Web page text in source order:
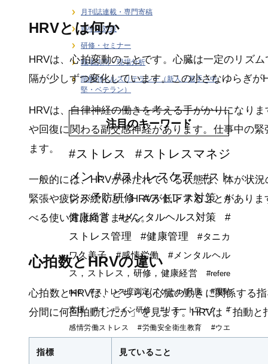
HRVとは何か
HRVは、心拍変動のことです。心臓は一定のリズ
隔が少しずつ変化しています。この小さなゆらぎが
HRVは、自律神経の働きを考える手がかりになり
や回復に関わる副交感神経があります。仕事中の
ます。
一般的には、HRVが保たれている状態は、体が状
緊張や疲労が続くと、HRVが低下することがあり
べる使い方は向きません。
心拍数とHRVの違い
心拍数とHRVは、どちらも心臓の動きに関係する
分間に何回拍動したか」を見ます。HRVは「拍動
指標 見ていること
月刊誌連載・専門寄稿
熱中症対策
研修・セミナー
職場訪問・現場分析
階層別ヘルスリテラシー（新人・若手・中
堅・ベテラン）
注目のキーワード
#ストレス
#ストレスマネジ
メント
#ストレスケア
#スト
レス予防研修
#ストレス対策
#
健康経営
#メンタルヘルス対策
#
ストレス管理
#健康管理
#タニカ
ワ久美子
#感情労働
#メンタルヘル
ス，ストレス，研修，健康経営
#refere
nce
#ストレス度測定/スケール/尺度
#運動
支援
#オンライン研修 #リモートワーク #
感情労働ストレス #労働安全衛生教育 #ウエ